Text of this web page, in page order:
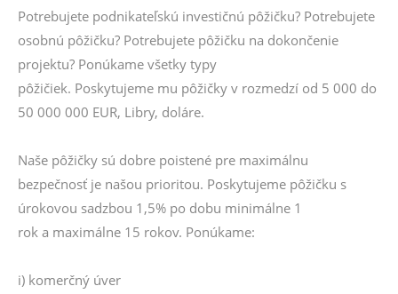
Potrebujete podnikateľskú investičnú pôžičku? Potrebujete
osobnú pôžičku? Potrebujete pôžičku na dokončenie
projektu? Ponúkame všetky typy
pôžičiek. Poskytujeme mu pôžičky v rozmedzí od 5 000 do
50 000 000 EUR, Libry, doláre.
Naše pôžičky sú dobre poistené pre maximálnu
bezpečnosť je našou prioritou. Poskytujeme pôžičku s
úrokovou sadzbou 1,5% po dobu minimálne 1
rok a maximálne 15 rokov. Ponúkame:
i) komerčný úver